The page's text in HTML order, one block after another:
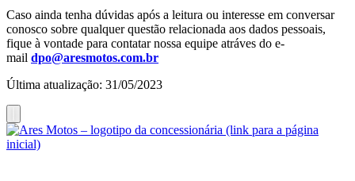
Caso ainda tenha dúvidas após a leitura ou interesse em conversar
conosco sobre qualquer questão relacionada aos dados pessoais,
fique à vontade para contatar nossa equipe atráves do e-
mail dpo@aresmotos.com.br
Última atualização: 31/05/2023